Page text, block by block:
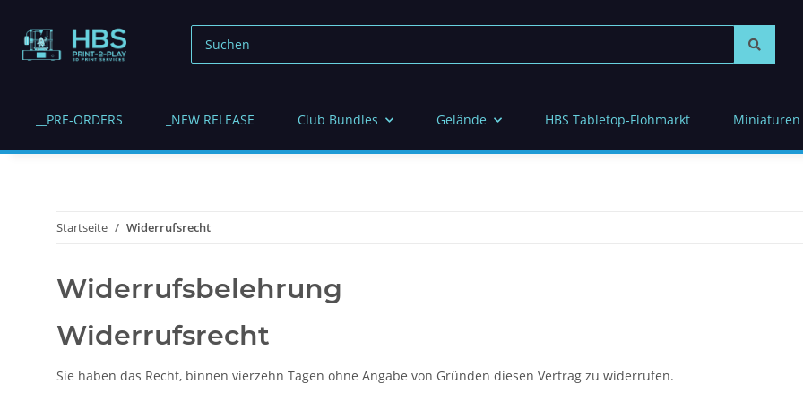
__PRE-ORDERS _NEW RELEASE Club Bundles Gelände HBS Tabletop-Flohmarkt Miniaturen
Startseite Widerrufsrecht
Widerrufsbelehrung
Widerrufsrecht
Sie haben das Recht, binnen vierzehn Tagen ohne Angabe von Gründen diesen Vertrag zu widerrufen.